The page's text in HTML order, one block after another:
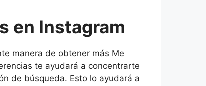
en Instagram
manera de obtener más Me
te ayudará a concentrarte
de búsqueda. Esto lo ayudará a